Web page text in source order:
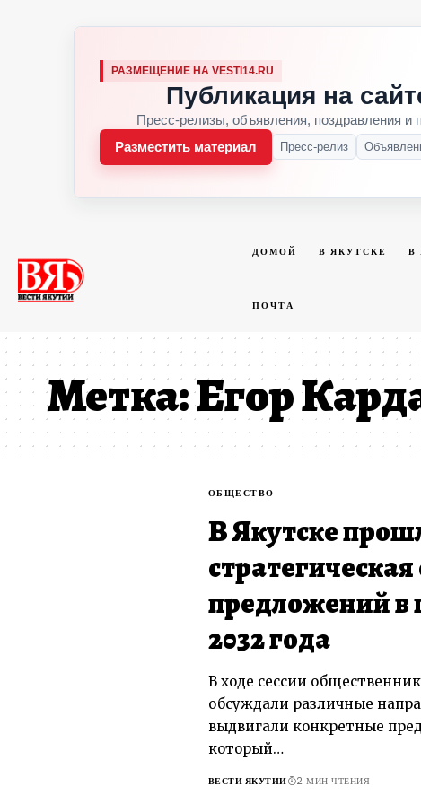
РАЗМЕЩЕНИЕ НА VESTI14.RU
Публикация на
Пресс-релизы, объявления, поздравления
Разместить материал
Пресс-релиз
ДОМОЙ В ЯКУТСКЕ В
ПОЧТА
Метка:Егор
ОБЩЕСТВО
В Якутске
предложений в
2032 года
В ходе сессии
обсуждали различные
выдвигали конкретные
который…
ВЕСТИ ЯКУТИИ 2 МИН ЧТЕНИЯ